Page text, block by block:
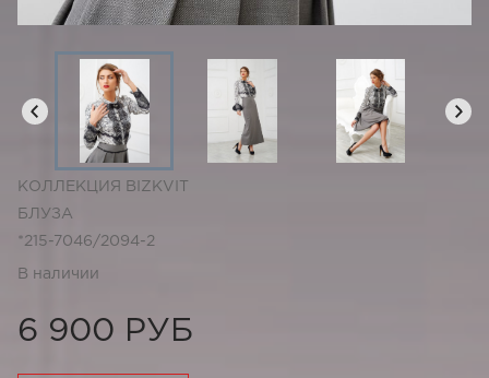
КОЛЛЕКЦИЯ BIZKVIT
БЛУЗА
*215-7046/2094-2
В наличии
6 900 РУБ